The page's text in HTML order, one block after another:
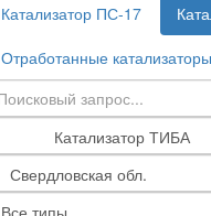
Катализатор ПС-17
Отработанные катализаторы